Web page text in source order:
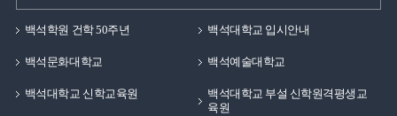
백석학원 건학 50주년 백석대학교 입시안내
백석문화대학교 백석예술대학교
백석대학교 신학교육원
백석대학교 부설 신학원격평생교
육원